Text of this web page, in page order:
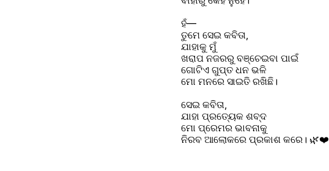
ହଁ—
ତୁମେ ସେଇ କବିତା,
ଯାହାକୁ ମୁଁ
ଖରାପ ନଜରରୁ ବଞ୍ଚେଇବା ପାଇଁ
ଗୋଟିଏ ଗୁପ୍ତ ଧନ ଭଳି
ମୋ ମନରେ ସାଇତି ରଖିଛି।
ସେଇ କବିତା,
ଯାହା ପ୍ରତ୍ୟେକ ଶବ୍ଦ
ମୋ ପ୍ରେମର ଭାବନାକୁ
ନିରବ ଆଲୋକରେ ପ୍ରକାଶ କରେ। 🌿❤️